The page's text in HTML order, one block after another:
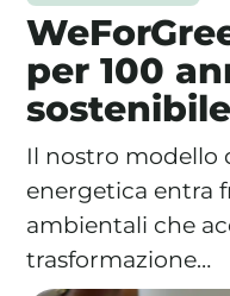
FOTOVOLTAICO A
FAQ
CONTATTI
per 100
Il nostro modello
energetica entra
ambientali che
trasformazione…